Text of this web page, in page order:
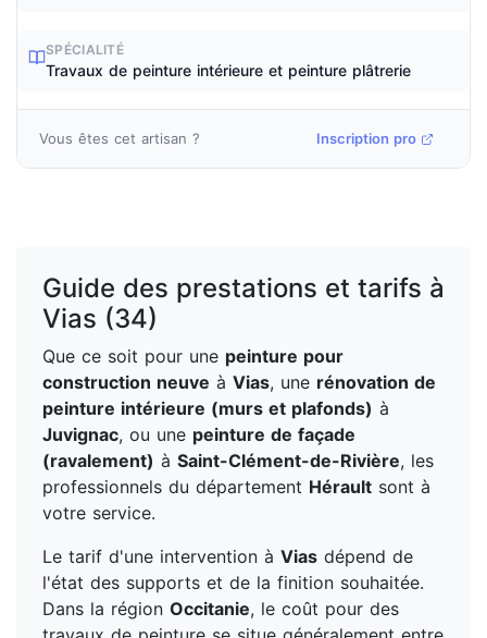
SPÉCIALITÉ
Travaux de peinture intérieure et peinture plâtrerie
Vous êtes cet artisan ? Inscription pro
Guide des prestations et tarifs à
Vias (34)
Que ce soit pour une peinture pour
construction neuve à Vias, une rénovation de
peinture intérieure (murs et plafonds) à
Juvignac, ou une peinture de façade
(ravalement) à Saint-Clément-de-Rivière, les
professionnels du département Hérault sont à
votre service.
Le tarif d'une intervention à Vias dépend de
l'état des supports et de la finition souhaitée.
Dans la région Occitanie, le coût pour des